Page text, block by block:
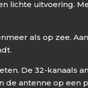
lichte uitvoering.
als op zee.
De 32-kanaals
antenne op een